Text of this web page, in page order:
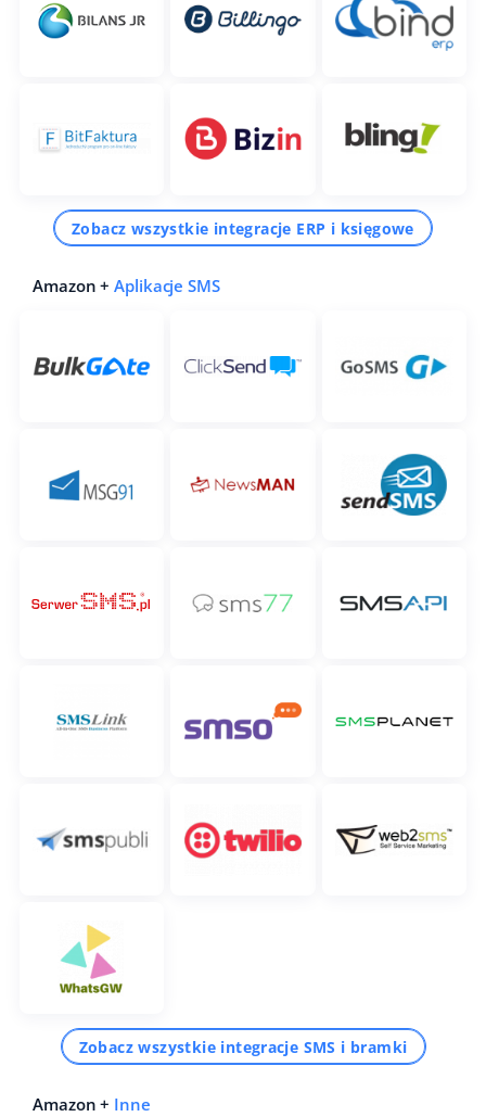
Zobacz wszystkie integracje ERP i księgowe
Amazon +Aplikacje SMS
Zobacz wszystkie integracje SMS i bramki
Amazon + Inne